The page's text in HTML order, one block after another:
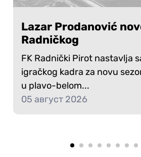
Lazar Prodanović
Radničkog
FK Radnički Pirot nastavlja
igračkog kadra za novu
u plavo-belom...
05 август 2026